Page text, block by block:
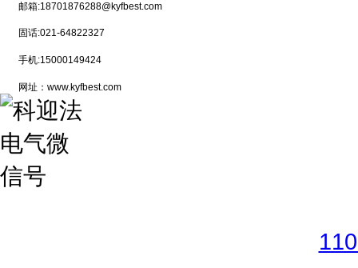
邮箱:18701876288@kyfbest.com
固话:021-64822327
手机:15000149424
网址：www.kyfbest.com